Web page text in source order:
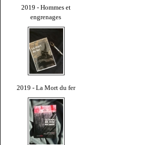
2019 - Hommes et
engrenages
2019 - La Mort du fer